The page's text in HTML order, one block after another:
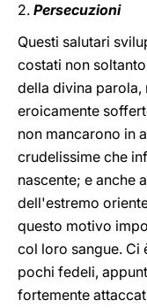
2. Persecuzioni
Questi salutari
costati non
della divina parola,
eroicamente
non mancarono in
crudelissime che
nascente; e anche
dell'estremo
questo motivo
col loro sangue. Ci
pochi fedeli,
fortemente